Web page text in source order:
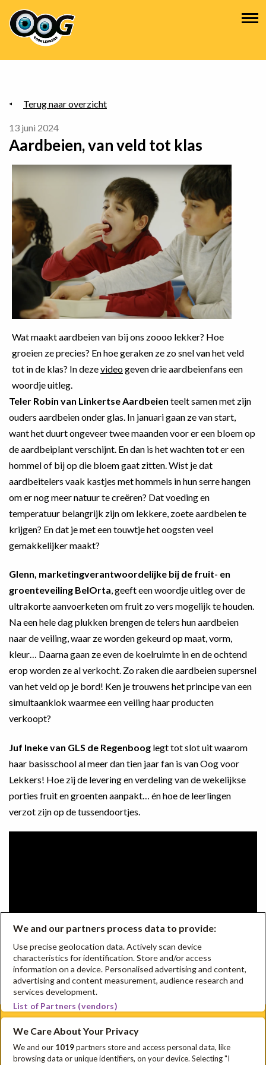
Overslaan
en
naar
inhoud
Hoofdnavigatie
Terug naar overzicht
13 juni 2024
Aardbeien, van veld tot klas
Wat maakt aardbeien van bij ons zoooo lekker? Hoe
groeien ze precies? En hoe geraken ze zo snel van het veld
tot in de klas? In dezevideogeven drie aardbeienfans een
woordje uitleg.
Teler Robin van Linkertse Aardbeien teelt samen met zijn
ouders aardbeien onder glas. In januari gaan ze van start,
want het duurt ongeveer twee maanden voor er een bloem op
de aardbeiplant verschijnt. En dan is het wachten tot er een
hommel of bij op die bloem gaat zitten. Wist je dat
aardbeitelers vaak kastjes met hommels in hun serre hangen
om er nog meer natuur te creëren? Dat voeding en
temperatuur belangrijk zijn om lekkere, zoete aardbeien te
krijgen? En dat je met een touwtje het oogsten veel
gemakkelijker maakt?
Glenn, marketingverantwoordelijke bij de fruit- en
groenteveiling BelOrta, geeft een woordje uitleg over de
ultrakorte aanvoerketen om fruit zo vers mogelijk te houden.
Na een hele dag plukken brengen de telers hun aardbeien
naar de veiling, waar ze worden gekeurd op maat, vorm,
kleur… Daarna gaan ze even de koelruimte in en de ochtend
erop worden ze al verkocht. Zo raken die aardbeien supersnel
van het veld op je bord! Ken je trouwens het principe van een
simultaanklok waarmee een veiling haar producten
verkoopt?
Juf Ineke van GLS de Regenboog legt tot slot uit waarom
haar basisschool al meer dan tien jaar fan is van Oog voor
Lekkers! Hoe zij de levering en verdeling van de wekelijkse
porties fruit en groenten aanpakt… én hoe de leerlingen
verzot zijn op de tussendoortjes.
Schrijf je in voor onze nieuwsbrief
We and our partners process data to provide:
Use precise geolocation data. Actively scan device
characteristics for identification. Store and/or access
information on a device. Personalised advertising and content,
advertising and content measurement, audience research and
services development.
List of Partners (vendors)
We Care About Your Privacy
We and our 1019partners store and access personal data, like
browsing data or unique identifiers, on your device. Selecting "I